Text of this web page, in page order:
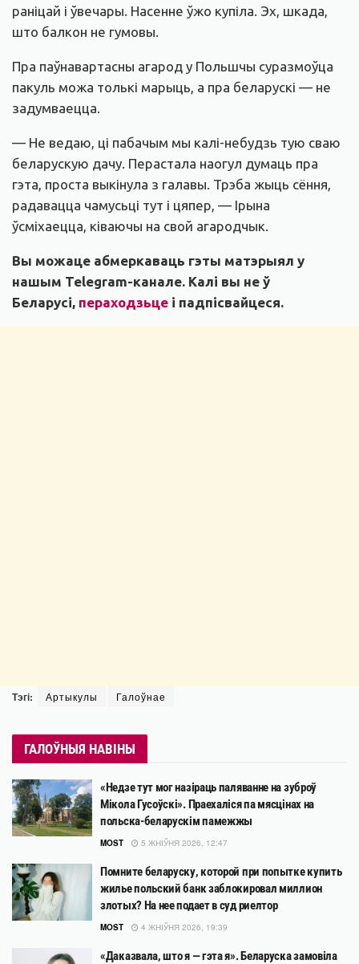
раніцай і ўвечары. Насенне ўжо купіла. Эх, шкада,
што балкон не гумовы.
Пра паўнавартасны агарод у Польшчы суразмоўца
пакуль можа толькі марыць, а пра беларускі — не
задумваецца.
— Не ведаю, ці пабачым мы калі-небудзь тую сваю
беларускую дачу. Перастала наогул думаць пра
гэта, проста выкінула з галавы. Трэба жыць сёння,
радавацца чамусьці тут і цяпер, — Ірына
ўсміхаецца, ківаючы на свой агародчык.
Вы можаце абмеркаваць гэты матэрыял у
нашым Telegram-канале. Калі вы не ў
Беларусі, пераходзьце і падпісвайцеся.
Тэгі: Артыкулы Галоўнае
ГАЛОЎНЫЯ НАВІНЫ
«Недзе тут мог назіраць паляванне на зуброў
Мікола Гусоўскі». Праехаліся па мясцінах на
польска-беларускім памежжы
MOST 5 ЖНІЎНЯ 2026, 12:47
Помните беларуску, которой при попытке купить
жилье польский банк заблокировал миллион
злотых? На нее подает в суд риелтор
MOST 4 ЖНІЎНЯ 2026, 19:39
«Даказвала, што я — гэта я». Беларуска замовіла